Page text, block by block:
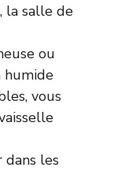
la salle de
ou
humide
vous
dans les